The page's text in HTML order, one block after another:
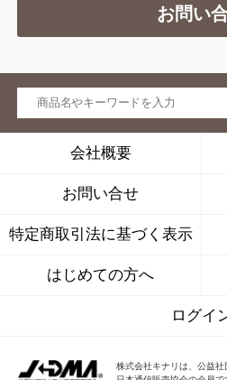
お問い
会社概要
お問い合せ
特定商取引法に基づく表示
はじめての方へ
ログイ
株式会社キナリは、公益社